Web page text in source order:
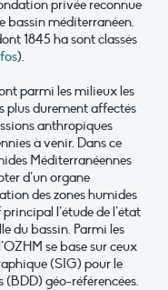
privée reconnue
bassin méditerranéen.
1845 ha sont classés
).
parmi les milieux les
plus durement affectés
anthropiques
à venir. Dans ce
Méditerranéennes
d’un organe
des zones humides
l’étude de l’état
du bassin. Parmi les
se base sur ceux
(SIG) pour le
(BDD) géo-référencées.